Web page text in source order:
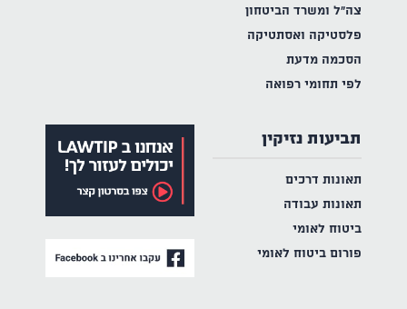
צה"ל ומשרד הביטחון
פלסטיקה ואסתטיקה
הסכמה מדעת
לפי תחומי רפואה
תביעות נזיקין
תאונות דרכים
תאונות עבודה
ביטוח לאומי
פורום ביטוח לאומי